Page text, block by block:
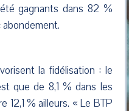
gagnants dans 82 %
abondement.
la fidélisation : le
que de 8,1 % dans les
12,1 % ailleurs. « Le BTP